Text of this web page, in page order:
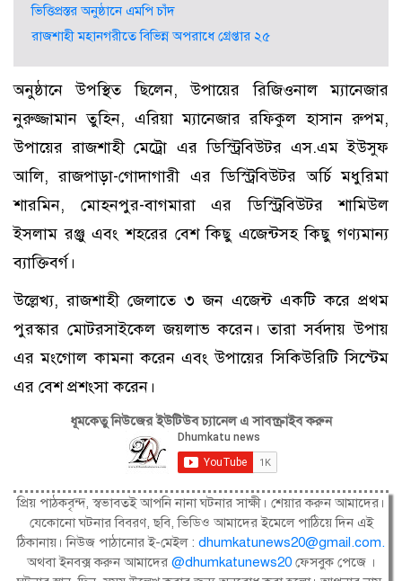
ভিত্তিপ্রস্তর অনুষ্ঠানে এমপি চাঁদ
রাজশাহী মহানগরীতে বিভিন্ন অপরাধে গ্রেপ্তার ২৫
অনুষ্ঠানে উপস্থিত ছিলেন, উপায়ের রিজিওনাল ম্যানেজার
নুরুজ্জামান তুহিন, এরিয়া ম্যানেজার রফিকুল হাসান রুপম,
উপায়ের রাজশাহী মেট্রো এর ডিস্ট্রিবিউটর এস.এম ইউসুফ
আলি, রাজপাড়া-গোদাগারী এর ডিস্ট্রিবিউটর অর্চি মধুরিমা
শারমিন, মোহনপুর-বাগমারা এর ডিস্ট্রিবিউটর শামিউল
ইসলাম রঞ্জু এবং শহরের বেশ কিছু এজেন্টসহ কিছু গণ্যমান্য
ব্যাক্তিবর্গ।
উল্লেখ্য, রাজশাহী জেলাতে ৩ জন এজেন্ট একটি করে প্রথম
পুরস্কার মোটরসাইকেল জয়লাভ করেন। তারা সর্বদায় উপায়
এর মংগোল কামনা করেন এবং উপায়ের সিকিউরিটি সিস্টেম
এর বেশ প্রশংসা করেন।
ধূমকেতু নিউজের ইউটিউব চ্যানেল এ সাবস্ক্রাইব করুন
প্রিয় পাঠকবৃন্দ, স্বভাবতই আপনি নানা ঘটনার সাক্ষী। শেয়ার করুন আমাদের।
যেকোনো ঘটনার বিবরণ, ছবি, ভিডিও আমাদের ইমেলে পাঠিয়ে দিন এই
ঠিকানায়। নিউজ পাঠানোর ই-মেইল : dhumkatunews20@gmail.com.
অথবা ইনবক্স করুন আমাদের@dhumkatunews20 ফেসবুক পেজে ।